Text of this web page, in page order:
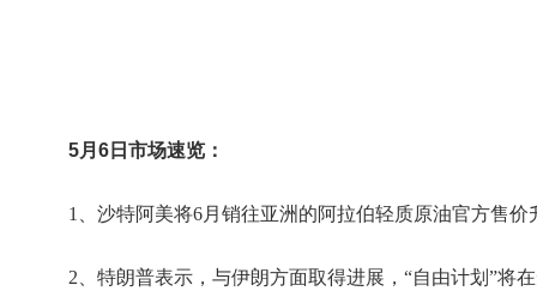
5月6日市场速览：
1、沙特阿美将6月销往亚洲的阿拉伯轻质原油官方售价
2、特朗普表示，与伊朗方面取得进展，“自由计划”将